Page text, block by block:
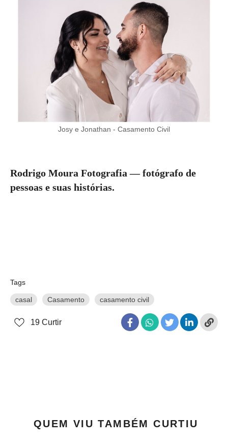
Josy e Jonathan - Casamento Civil
Rodrigo Moura Fotografia — fotógrafo de
pessoas e suas histórias.
Tags
casal Casamento casamento civil
19 Curtir
QUEM VIU TAMBÉM CURTIU